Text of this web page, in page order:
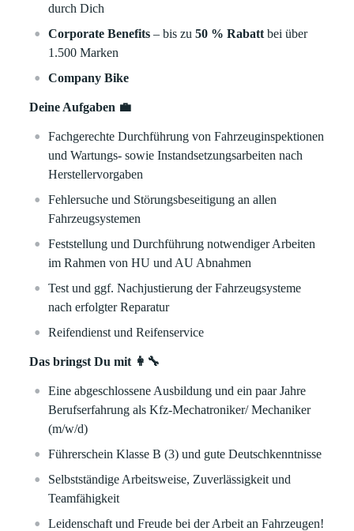
durch Dich
Corporate Benefits – bis zu50 % Rabatt bei über
1.500 Marken
Company Bike
Deine Aufgaben 💼
Fachgerechte Durchführung von Fahrzeuginspektionen
und Wartungs- sowie Instandsetzungsarbeiten nach
Herstellervorgaben
Fehlersuche und Störungsbeseitigung an allen
Fahrzeugsystemen
Feststellung und Durchführung notwendiger Arbeiten
im Rahmen von HU und AU Abnahmen
Test und ggf. Nachjustierung der Fahrzeugsysteme
nach erfolgter Reparatur
Reifendienst und Reifenservice
Das bringst Du mit 👩‍🔧
Eine abgeschlossene Ausbildung und ein paar Jahre
Berufserfahrung als Kfz-Mechatroniker/ Mechaniker
(m/w/d)
Führerschein Klasse B (3) und gute Deutschkenntnisse
Selbstständige Arbeitsweise, Zuverlässigkeit und
Teamfähigkeit
Leidenschaft und Freude bei der Arbeit an Fahrzeugen!